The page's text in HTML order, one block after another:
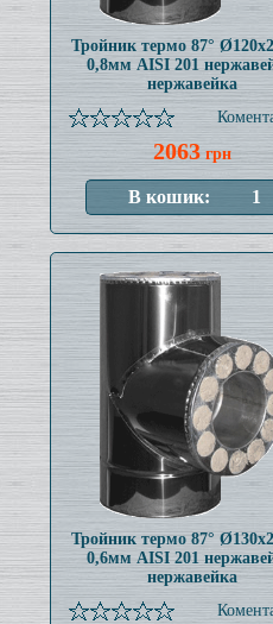
Тройник термо 87°
0,8мм AISI 201
нержавейка
2063 грн
Тройник термо 87°
0,6мм AISI 201
нержавейка